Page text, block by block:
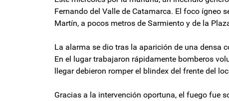
Fernando del Valle de Catamarca. El foco ígneo
Martín, a pocos metros de Sarmiento y de la
La alarma se dio tras la aparición de una densa
En el lugar trabajaron rápidamente bomberos
llegar debieron romper el blindex del frente del
Gracias a la intervención oportuna, el fuego fue